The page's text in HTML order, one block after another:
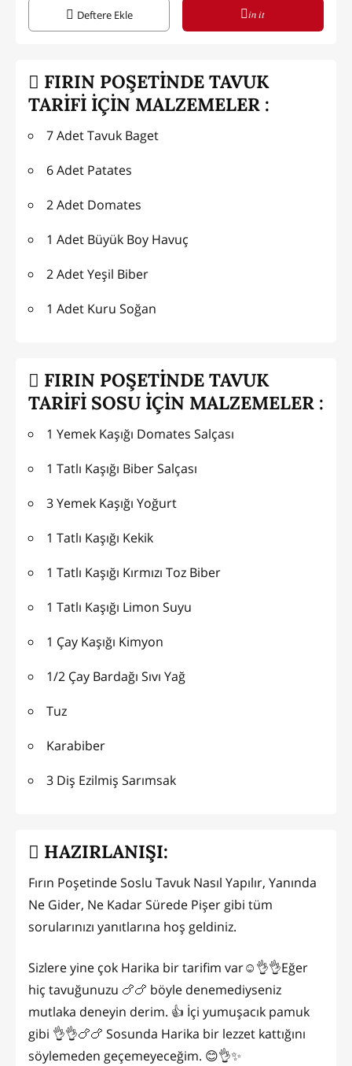
Deftere Ekle in it
FIRIN POŞETİNDE TAVUK
TARİFİ İÇİN MALZEMELER :
7 Adet Tavuk Baget
6 Adet Patates
2 Adet Domates
1 Adet Büyük Boy Havuç
2 Adet Yeşil Biber
1 Adet Kuru Soğan
FIRIN POŞETİNDE TAVUK
TARİFİ SOSU İÇİN MALZEMELER :
1 Yemek Kaşığı Domates Salçası
1 Tatlı Kaşığı Biber Salçası
3 Yemek Kaşığı Yoğurt
1 Tatlı Kaşığı Kekik
1 Tatlı Kaşığı Kırmızı Toz Biber
1 Tatlı Kaşığı Limon Suyu
1 Çay Kaşığı Kimyon
1/2 Çay Bardağı Sıvı Yağ
Tuz
Karabiber
3 Diş Ezilmiş Sarımsak
HAZIRLANIŞI:
Fırın Poşetinde Soslu Tavuk Nasıl Yapılır, Yanında
Ne Gider, Ne Kadar Sürede Pişer gibi tüm
sorularınızı yanıtlarına hoş geldiniz.
Sizlere yine çok Harika bir tarifim var☺️👌👌Eğer
hiç tavuğunuzu 🍗🍗 böyle denemediyseniz
mutlaka deneyin derim. 👍 İçi yumuşacık pamuk
gibi 👌👌🍗🍗 Sosunda Harika bir lezzet kattığını
söylemeden geçemeyeceğim. 😊👌✨